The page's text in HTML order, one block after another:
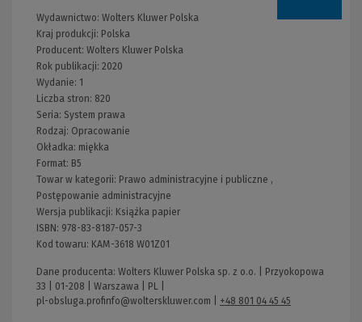
Wydawnictwo: Wolters Kluwer Polska
Kraj produkcji: Polska
Producent: Wolters Kluwer Polska
Rok publikacji: 2020
Wydanie: 1
Liczba stron: 820
Seria: System prawa
Rodzaj: Opracowanie
Okładka: miękka
Format: B5
Towar w kategorii: Prawo administracyjne i publiczne ,
Postępowanie administracyjne
Wersja publikacji: Książka papier
ISBN: 978-83-8187-057-3
Kod towaru: KAM-3618 W01Z01
Dane producenta: Wolters Kluwer Polska sp. z o.o. | Przyokopowa
33 | 01-208 | Warszawa | PL |
pl-obsluga.profinfo@wolterskluwer.com
+48 801 04 45 45